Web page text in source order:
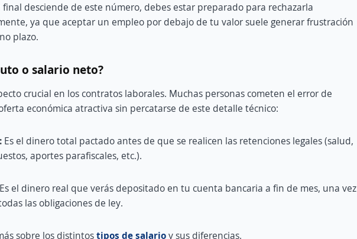
final desciende de este número, debes estar preparado para rechazarla
ya que aceptar un empleo por debajo de tu valor suele generar frustración
plazo.
o salario neto?
crucial en los contratos laborales. Muchas personas cometen el error de
económica atractiva sin percatarse de este detalle técnico:
Es el dinero total pactado antes de que se realicen las retenciones legales (salud,
aportes parafiscales, etc.).
Es el dinero real que verás depositado en tu cuenta bancaria a fin de mes, una vez
las obligaciones de ley.
sobre los distintostipos de salarioy sus diferencias.